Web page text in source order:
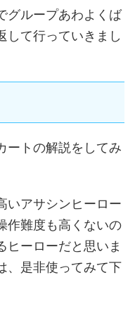
グループあわよくば
して行っていきまし
ートの解説をしてみ
いアサシンヒーロー
作難度も高くないの
ヒーローだと思いま
、是非使ってみて下